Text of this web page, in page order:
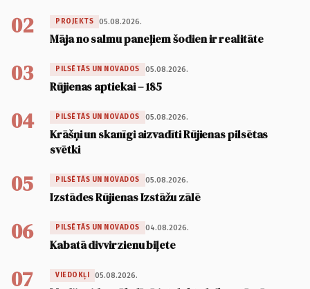
02 PROJEKTS 05.08.2026.
Māja no salmu paneļiem šodien ir realitāte
03 PILSĒTĀS UN NOVADOS 05.08.2026.
Rūjienas aptiekai – 185
04 PILSĒTĀS UN NOVADOS 05.08.2026.
Krāšņi un skanīgi aizvadīti Rūjienas pilsētas
svētki
05 PILSĒTĀS UN NOVADOS 05.08.2026.
Izstādes Rūjienas Izstāžu zālē
06 PILSĒTĀS UN NOVADOS 04.08.2026.
Kabatā divvirzienu biļete
07 VIEDOKĻI 05.08.2026.